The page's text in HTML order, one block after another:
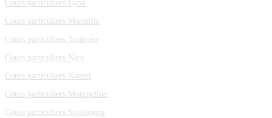
Cours particuliers Lyon
Cours particuliers Marseille
Cours particuliers Toulouse
Cours particuliers Nice
Cours particuliers Nantes
Cours particuliers Montpellier
Cours particuliers Strasbourg